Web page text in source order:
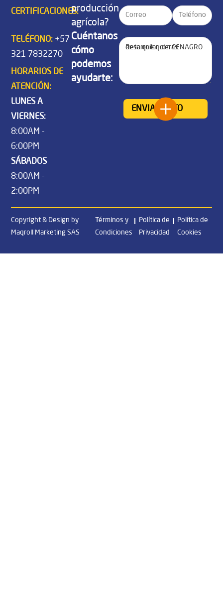
CERTIFICACIONES:
TELÉFONO: +57
321 7832270
HORARIOS DE
ATENCIÓN:
LUNES A
VIERNES:
8:00AM -
6:00PM
SÁBADOS
8:00AM -
2:00PM
producción
agrícola?
Cuéntanos
cómo
podemos
ayudarte:
Copyright & Design by
Maqroll Marketing SAS
Términos y
Condiciones
Política de
Privacidad
Política de
Cookies